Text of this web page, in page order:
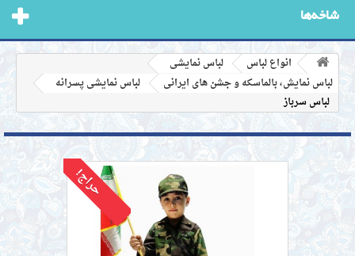
شاخه‌ها
انواع لباس
لباس نمایشی
لباس نمایش، بالماسکه و جشن های ایرانی
لباس نمایشی پسرانه
لباس سرباز
حراج!